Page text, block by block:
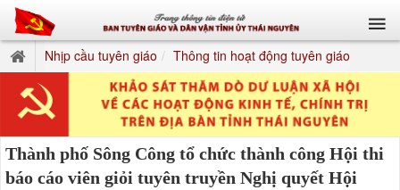
Nhịp cầu tuyên giáo Thông tin hoạt động tuyên giáo
Thành phố Sông Công tổ chức thành công Hội thi
báo cáo viên giỏi tuyên truyền Nghị quyết Hội